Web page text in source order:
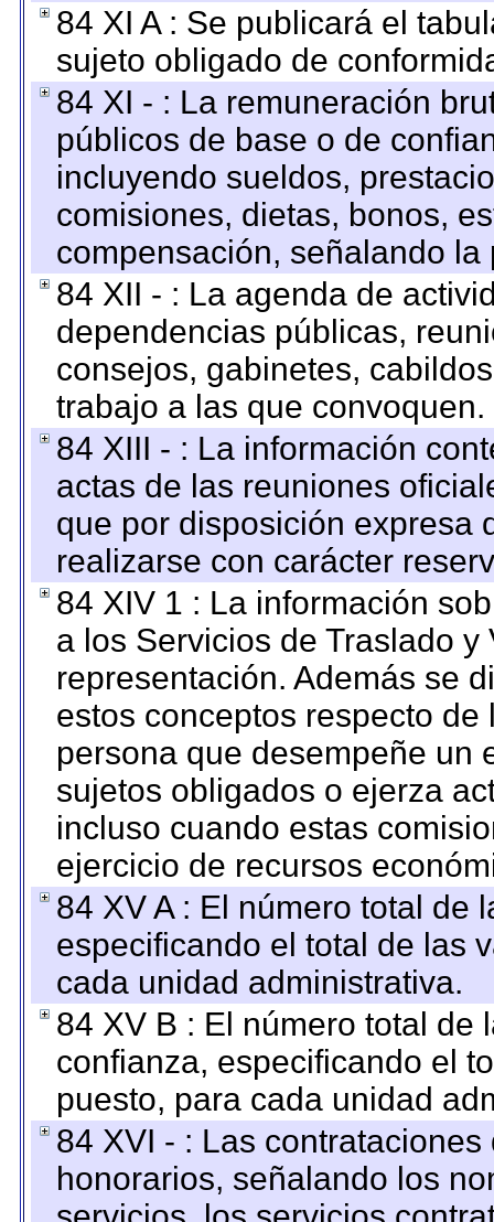
84 XI A : Se publicará el
sujeto obligado de
84 XI - : La remuneración
públicos de base o de
incluyendo sueldos,
comisiones, dietas, bonos,
compensación, señalando
84 XII - : La agenda de
dependencias públicas,
consejos, gabinetes,
trabajo a las que convoquen.
84 XIII - : La información
actas de las reuniones
que por disposición expresa
realizarse con carácter
84 XIV 1 : La información
a los Servicios de Traslado
representación. Además se
estos conceptos respecto
persona que desempeñe un
sujetos obligados o ejerza
incluso cuando estas
ejercicio de recursos
84 XV A : El número total de
especificando el total de las
cada unidad administrativa.
84 XV B : El número total de
confianza, especificando el
puesto, para cada unidad
84 XVI - : Las
honorarios, señalando los